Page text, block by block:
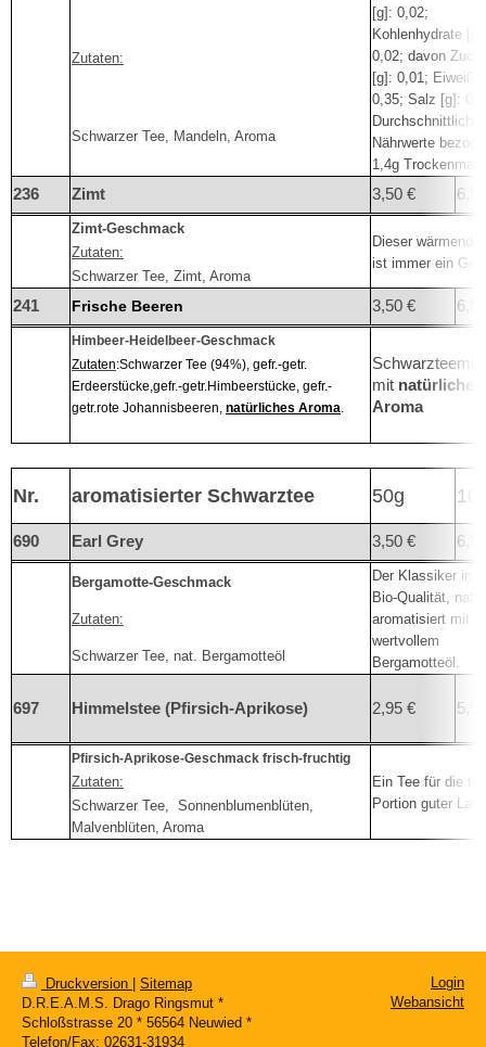
[g]: 0,02;
Kohlenhydrate [g]:
0,02; davon
[g]: 0,01; Eiweiß
0,35; Salz [g]:
Durchschnittliche
Nährwerte
1,4g
Zutaten:
Schwarzer Tee, Mandeln, Aroma
236 Zimt 3,50 €
Zimt-Geschmack
Dieser wärmende
ist immer ein
Zutaten:
Schwarzer Tee, Zimt, Aroma
241 Frische Beeren 3,50 €
Himbeer-Heidelbeer-Geschmack
mit
Aroma
Zutaten:Schwarzer Tee (94%), gefr.-getr.
Erdeerstücke,gefr.-getr.Himbeerstücke, gefr.-
getr.rote Johannisbeeren, natürliches Aroma.
Nr. aromatisierter Schwarztee 50g
690 Earl Grey 3,50 €
Bergamotte-Geschmack
Der Klassiker in
Bio-Qualität,
aromatisiert mit
wertvollem
Bergamotteöl.
Zutaten:
Schwarzer Tee, nat. Bergamotteöl
697 Himmelstee (Pfirsich-Aprikose) 2,95 €
Pfirsich-Aprikose-Geschmack frisch-fruchtig
Ein Tee für die
Portion guter
Zutaten:
Schwarzer Tee, Sonnenblumenblüten,
Malvenblüten, Aroma
Druckversion
Sitemap
D.R.E.A.M.S. Drago Ringsmut *
Schloßstrasse 20 * 56564 Neuwied *
Telefon/Fax: 02631-31934
Login
Webansicht